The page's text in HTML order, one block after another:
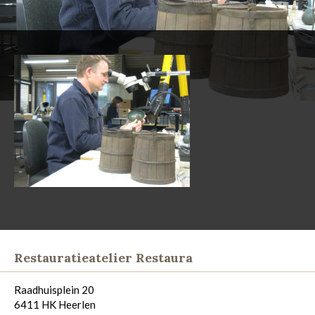
Restauratieatelier Restaura
Raadhuisplein 20
6411 HK Heerlen